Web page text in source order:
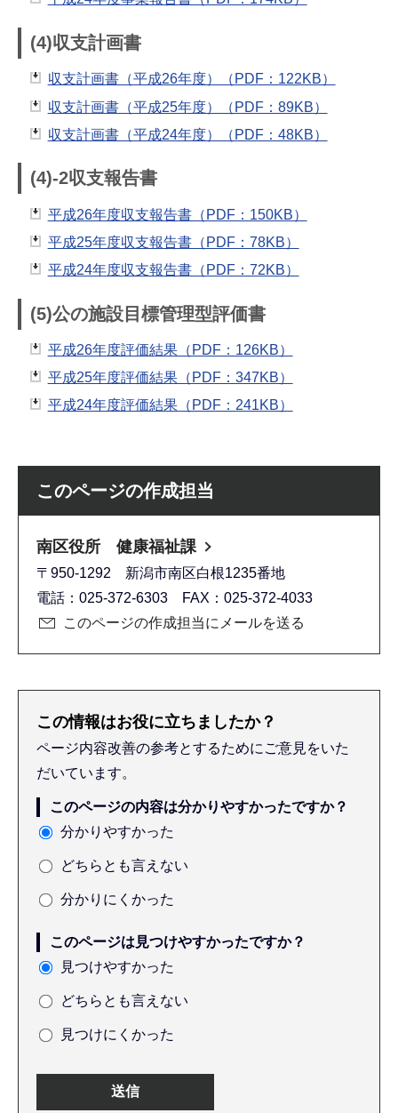
(4)収支計画書
収支計画書（平成26年度）（PDF：122KB）
収支計画書（平成25年度）（PDF：89KB）
収支計画書（平成24年度）（PDF：48KB）
(4)-2収支報告書
平成26年度収支報告書（PDF：150KB）
平成25年度収支報告書（PDF：78KB）
平成24年度収支報告書（PDF：72KB）
(5)公の施設目標管理型評価書
平成26年度評価結果（PDF：126KB）
平成25年度評価結果（PDF：347KB）
平成24年度評価結果（PDF：241KB）
このページの作成担当
南区役所 健康福祉課
〒950-1292 新潟市南区白根1235番地
電話：025-372-6303 FAX：025-372-4033
このページの作成担当にメールを送る
この情報はお役に立ちましたか？
ページ内容改善の参考とするためにご意見をいた
だいています。
このページの内容は分かりやすかったですか？
分かりやすかった
どちらとも言えない
分かりにくかった
このページは見つけやすかったですか？
見つけやすかった
どちらとも言えない
見つけにくかった